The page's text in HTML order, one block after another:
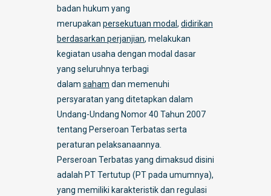
badan hukum yang
merupakan persekutuan modal, didirikan
berdasarkan perjanjian, melakukan
kegiatan usaha dengan modal dasar
yang seluruhnya terbagi
dalam saham dan memenuhi
persyaratan yang ditetapkan dalam
Undang-Undang Nomor 40 Tahun 2007
tentang Perseroan Terbatas serta
peraturan pelaksanaannya.
Perseroan Terbatas yang dimaksud disini
adalah PT Tertutup (PT pada umumnya),
yang memiliki karakteristik dan regulasi